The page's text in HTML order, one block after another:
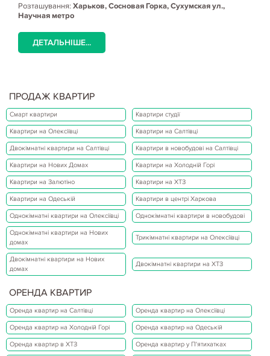
Розташування: Харьков, Сосновая Горка, Сухумская ул.,
Научная метро
ДЕТАЛЬНІШЕ...
ПРОДАЖ КВАРТИР
Смарт квартири Квартири студії
Квартири на Олексіївці Квартири на Салтівці
Двокімнатні квартири на Салтівці Квартири в новобудові на Салтівці
Квартири на Нових Домах Квартири на Холодній Горі
Квартири на Залютіно Квартири на ХТЗ
Квартири на Одеській Квартири в центрі Харкова
Однокімнатні квартири на Олексіївці Однокімнатні квартири в новобудові
Однокімнатні квартири на Нових
домах
Трикімнатні квартири на Олексіївці
Двокімнатні квартири на Нових
домах
Двокімнатні квартири на ХТЗ
ОРЕНДА КВАРТИР
Оренда квартир на Салтівці Оренда квартир на Олексіївці
Оренда квартир на Холодній Горі Оренда квартир на Одеській
Оренда квартир в ХТЗ Оренда квартир у П'ятихатках